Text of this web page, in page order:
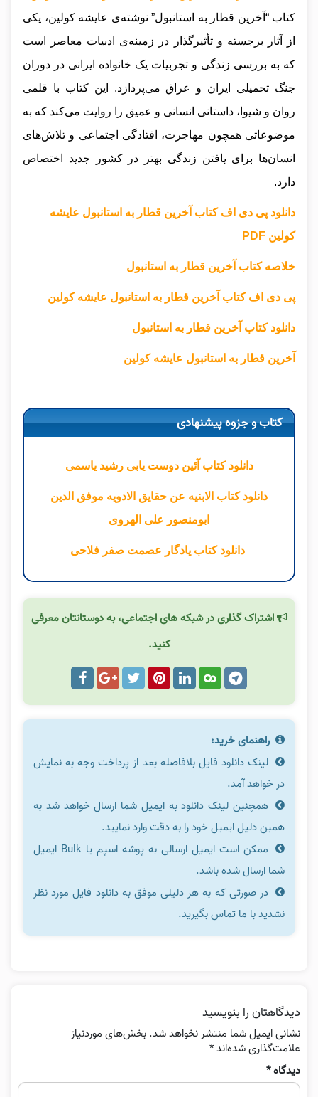
کتاب “آخرین قطار به استانبول” نوشته‌ی عایشه کولین، یکی
از آثار برجسته و تأثیرگذار در زمینه‌ی ادبیات معاصر است
که به بررسی زندگی و تجربیات یک خانواده ایرانی در دوران
جنگ تحمیلی ایران و عراق می‌پردازد. این کتاب با قلمی
روان و شیوا، داستانی انسانی و عمیق را روایت می‌کند که به
موضوعاتی همچون مهاجرت، افتادگی اجتماعی و تلاش‌های
انسان‌ها برای یافتن زندگی بهتر در کشور جدید اختصاص
دارد.
دانلود پی دی اف کتاب آخرین قطار به استانبول عایشه
کولین PDF
خلاصه کتاب آخرین قطار به استانبول
پی دی اف کتاب آخرین قطار به استانبول عایشه کولین
دانلود کتاب آخرین قطار به استانبول
آخرین قطار به استانبول عایشه کولین
کتاب و جزوه پیشنهادی
دانلود کتاب آئین دوست یابی رشید یاسمی
دانلود کتاب الابنیه عن حقایق الادویه موفق الدین
ابومنصور علی الهروی
دانلود کتاب یادگار عصمت صفر فلاحی
اشتراک گذاری در شبکه های اجتماعی، به دوستانتان معرفی
کنید.
راهنمای خرید:
لینک دانلود فایل بلافاصله بعد از پرداخت وجه به نمایش
در خواهد آمد.
همچنین لینک دانلود به ایمیل شما ارسال خواهد شد به
همین دلیل ایمیل خود را به دقت وارد نمایید.
ممکن است ایمیل ارسالی به پوشه اسپم یا Bulk ایمیل
شما ارسال شده باشد.
در صورتی که به هر دلیلی موفق به دانلود فایل مورد نظر
نشدید با ما تماس بگیرید.
دیدگاهتان را بنویسید
نشانی ایمیل شما منتشر نخواهد شد. بخش‌های موردنیاز
علامت‌گذاری شده‌اند*
دیدگاه*